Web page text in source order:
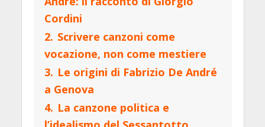
Cordini
2. Scrivere canzoni come
vocazione, non come mestiere
3. Le origini di Fabrizio De André
a Genova
4. La canzone politica e